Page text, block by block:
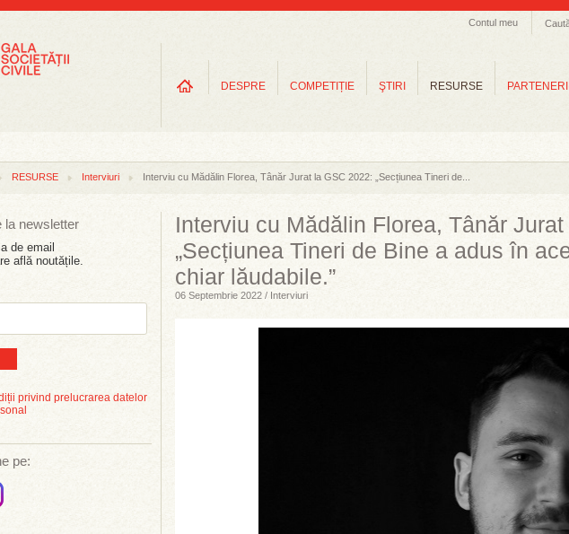
Contul meu
DESPRE COMPETIȚIE ŞTIRI RESURSE PARTENERI
RESURSE Interviuri Interviu cu Mădălin Florea, Tânăr Jurat la GSC 2022: „Secțiunea Tineri de...
la newsletter
de email
află noutățile.
privind prelucrarea datelor
pe:
Interviu cu Mădălin Florea, Tânăr
„Secțiunea Tineri de Bine a adus în
chiar lăudabile.”
06 Septembrie 2022 / Interviuri